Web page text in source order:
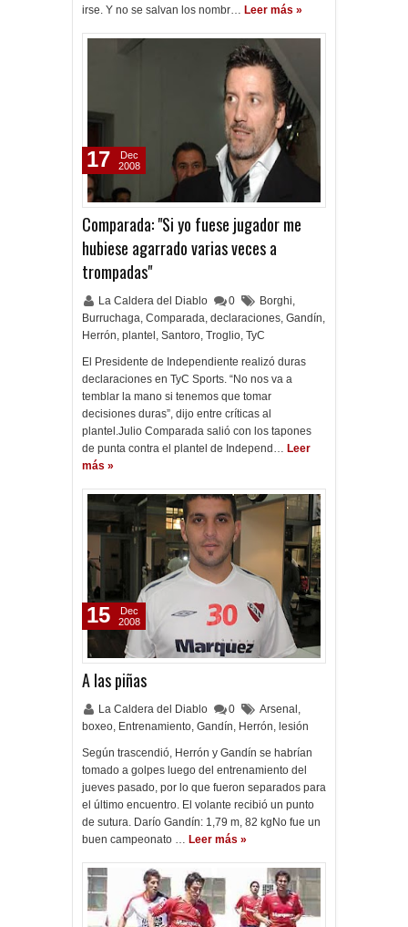
irse. Y no se salvan los nombr… Leer más »
Comparada: "Si yo fuese jugador me
hubiese agarrado varias veces a
trompadas"
La Caldera del Diablo 0 Borghi,
Burruchaga, Comparada, declaraciones, Gandín,
Herrón, plantel , Santoro, Troglio, TyC
El Presidente de Independiente realizó duras
declaraciones en TyC Sports. “No nos va a
temblar la mano si tenemos que tomar
decisiones duras”, dijo entre críticas al
plantel.Julio Comparada salió con los tapones
de punta contra el plantel de Independ… Leer
más »
17
Dec
2008
A las piñas
La Caldera del Diablo 0 Arsenal ,
boxeo, Entrenamiento, Gandín, Herrón, lesión
Según trascendió, Herrón y Gandín se habrían
tomado a golpes luego del entrenamiento del
jueves pasado, por lo que fueron separados para
el último encuentro. El volante recibió un punto
de sutura. Darío Gandín: 1,79 m, 82 kgNo fue un
buen campeonato … Leer más »
15
Dec
2008